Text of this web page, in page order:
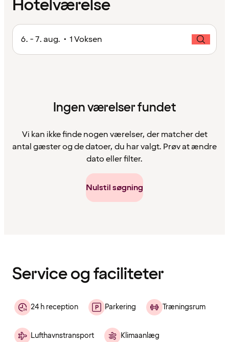
Hotelværelse
6. - 7. aug. • 1 Voksen
Ingen værelser fundet
Vi kan ikke finde nogen værelser, der matcher det
antal gæster og de datoer, du har valgt. Prøv at ændre
dato eller filter.
Nulstil søgning
Service og faciliteter
24 h reception Parkering Træningsrum
Lufthavnstransport Klimaanlæg